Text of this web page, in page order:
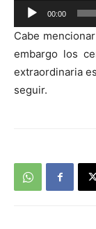
Reproductor
de
audio
00:00
Cabe
embargo los
extraordinaria
seguir.